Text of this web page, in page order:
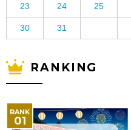
23 24 25
30 31
RANKING